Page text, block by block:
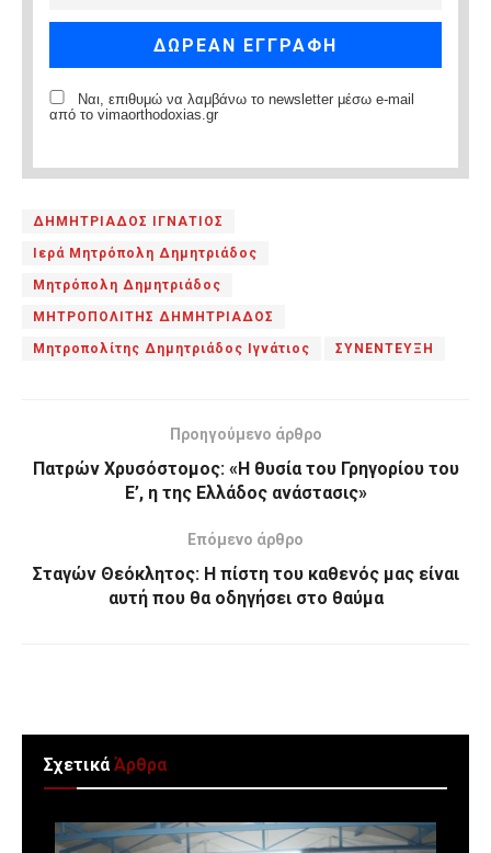
Ναι, επιθυμώ να λαμβάνω το newsletter μέσω e-mail
από το vimaorthodoxias.gr
ΔΗΜΗΤΡΙΑΔΟΣ ΙΓΝΑΤΙΟΣ
Ιερά Μητρόπολη Δημητριάδος
Μητρόπολη Δημητριάδος
ΜΗΤΡΟΠΟΛΙΤΗΣ ΔΗΜΗΤΡΙΑΔΟΣ
Μητροπολίτης Δημητριάδος Ιγνάτιος ΣΥΝΕΝΤΕΥΞΗ
Προηγούμενο άρθρο
Πατρών Χρυσόστομος: «Η θυσία του Γρηγορίου του
Ε’, η της Ελλάδος ανάστασις»
Επόμενο άρθρο
Σταγών Θεόκλητος: Η πίστη του καθενός μας είναι
αυτή που θα οδηγήσει στο θαύμα
ΣχετικάΆρθρα